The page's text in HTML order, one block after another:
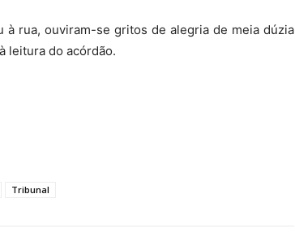
à rua, ouviram-se gritos de alegria de meia dúzia
leitura do acórdão.
Tribunal